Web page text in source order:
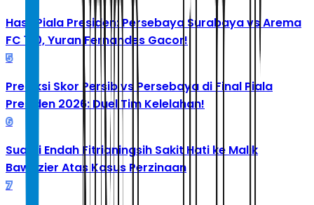
Hasil Piala Presiden: Persebaya Surabaya vs Arema
FC 1-0, Yuran Fernandes Gacor!
5
Prediksi Skor Persib vs Persebaya di Final Piala
Presiden 2026: Duel Tim Kelelahan!
6
Suami Endah Fitrianingsih Sakit Hati ke Malik
Bawazier Atas Kasus Perzinaan
7